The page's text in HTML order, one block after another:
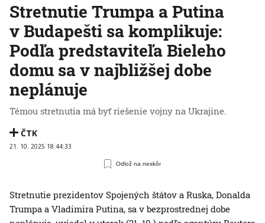
Stretnutie Trumpa a Putina
v Budapešti sa komplikuje:
Podľa predstaviteľa Bieleho
domu sa v najbližšej dobe
neplánuje
Témou stretnutia má byť riešenie vojny na Ukrajine.
ČTK
21. 10. 2025 18:44:33
Odlož na neskôr
Stretnutie prezidentov Spojených štátov a Ruska, Donalda
Trumpa a Vladimira Putina, sa v bezprostrednej dobe